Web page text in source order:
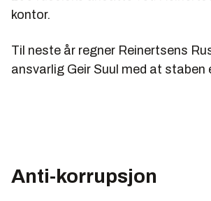
kontor.
Til neste år regner Reinertsens
ansvarlig Geir Suul med at staben
Anti-korrupsjon